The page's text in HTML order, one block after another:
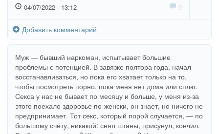
04/07/2022 - 13:12 0
Добавить комментарий
Муж — бывший наркоман, испытывает большие
проблемы с потенцией. В завязке полтора года, начал
восстанавливаться, но пока его хватает только на то,
чтобы посмотреть порно, пока меня нет дома или сплю.
Секса у нас не бывает по месяцу и больше, у меня из-за
этого поехало здоровье по-женски, он знает, но ничего не
предпринимает. Тот секс, который порой случается, — по
большому счёту, никакой: снял штаны, присунул, кончил.